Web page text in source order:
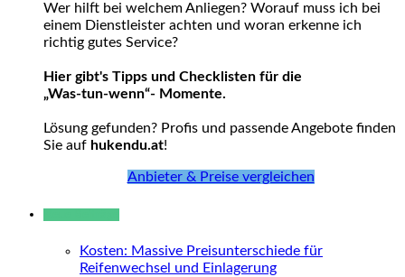
Wer hilft bei welchem Anliegen? Worauf muss ich bei
einem Dienstleister achten und woran erkenne ich
richtig gutes Service?
Hier gibt's Tipps und Checklisten für die
„Was-tun-wenn“- Momente.
Lösung gefunden? Profis und passende Angebote finden
Sie auf hukendu.at!
Anbieter & Preise vergleichen
Kosten: Massive Preisunterschiede für
Reifenwechsel und Einlagerung